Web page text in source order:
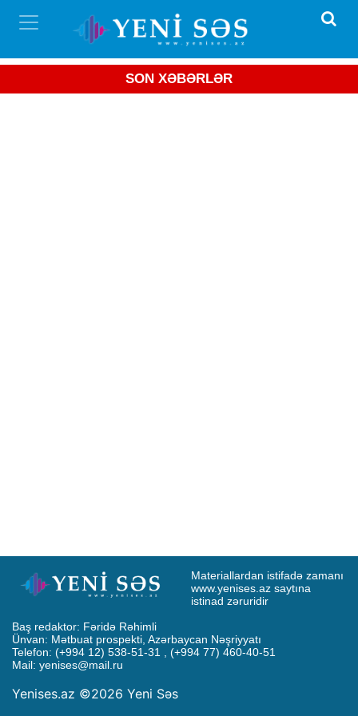
SON XƏBƏRLƏR
Materiallardan istifadə zamanı
www.yenises.az saytına
istinad zəruridir
Baş redaktor: Fəridə Rəhimli
Ünvan: Mətbuat prospekti, Azərbaycan Nəşriyyatı
Telefon: (+994 12) 538-51-31 , (+994 77) 460-40-51
Mail: yenises@mail.ru
Yenises.az ©2026 Yeni Səs